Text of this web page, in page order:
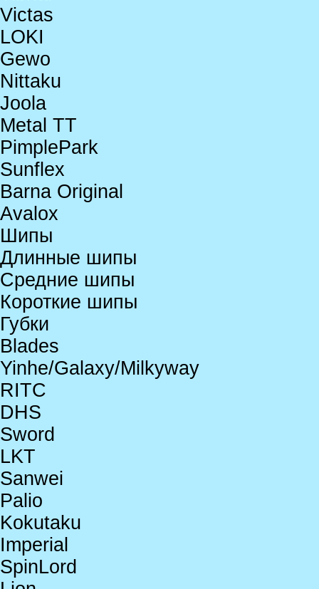
Victas
LOKI
Gewo
Nittaku
Joola
Metal TT
PimplePark
Sunflex
Barna Original
Avalox
Шипы
Длинные шипы
Средние шипы
Короткие шипы
Губки
Blades
Yinhe/Galaxy/Milkyway
RITC
DHS
Sword
LKT
Sanwei
Palio
Kokutaku
Imperial
SpinLord